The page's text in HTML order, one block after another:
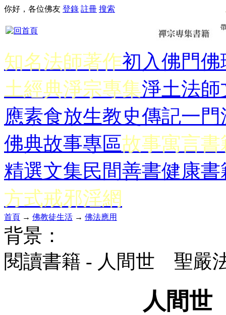
你好，各位佛友 登錄 註冊 搜索
知名法師著作初入佛門佛
土經典淨宗專集淨土法師
應素食放生教史傳記一門
佛典故事專區故事寓言書
精選文集民間善書健康書
方式戒邪淫網
首頁 → 佛教徒生活 → 佛法應用
背景：
閱讀書籍 - 人間世 聖嚴
人間